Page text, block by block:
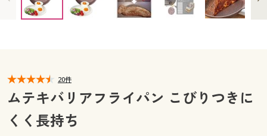
カタログ無料プレゼント
閲覧履歴
お気に入り
サポート
20件
ムテキバリアフライパン こびりつきに
くく長持ち